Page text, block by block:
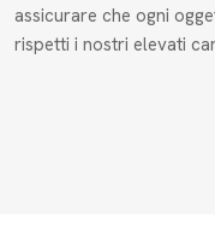
assicurare che ogni
rispetti i nostri elevati